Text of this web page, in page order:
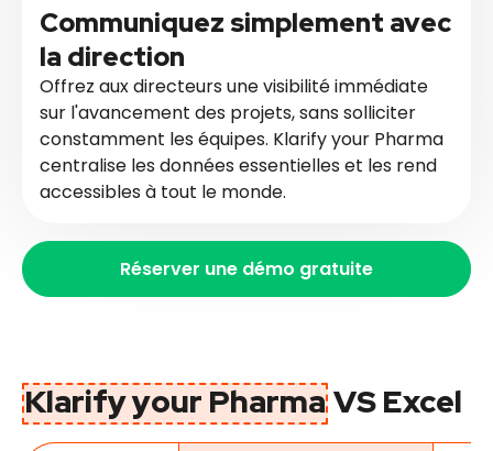
Communiquez simplement avec
la direction
Offrez aux directeurs une visibilité immédiate
sur l'avancement des projets, sans solliciter
constamment les équipes. Klarify your Pharma
centralise les données essentielles et les rend
accessibles à tout le monde.
Réserver une démo gratuite
Klarifyyour Pharma VS Excel